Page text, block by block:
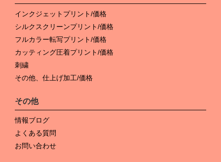
インクジェットプリント/価格
シルクスクリーンプリント/価格
フルカラー転写プリント/価格
カッティング圧着プリント/価格
刺繍
その他、仕上げ加工/価格
その他
情報ブログ
よくある質問
お問い合わせ